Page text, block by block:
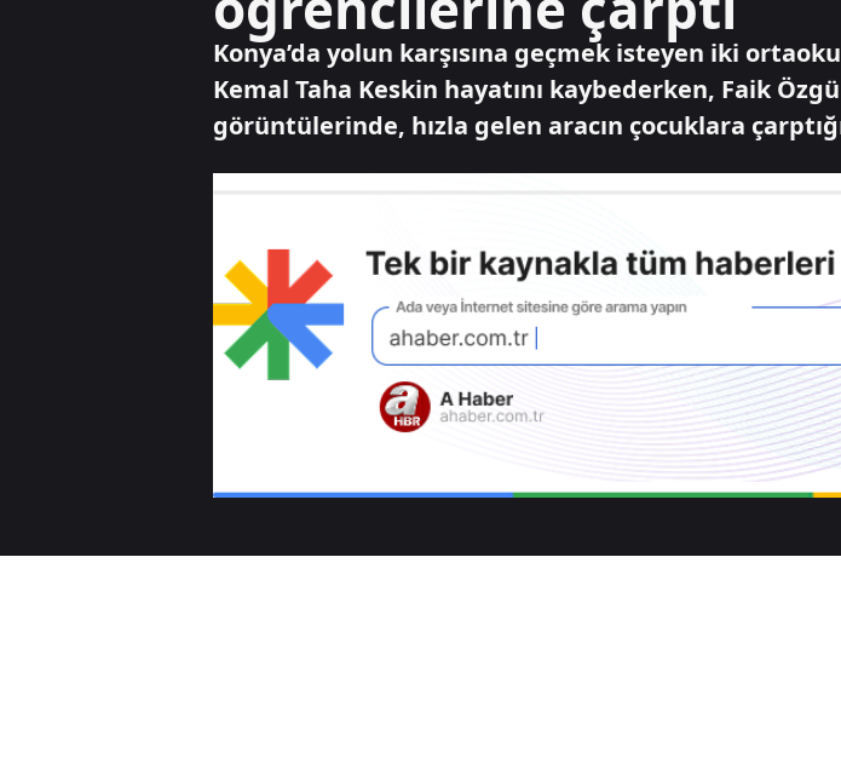
Konya’da yolun karşısına geçmek isteyen iki
Kemal Taha Keskin hayatını kaybederken, Faik
görüntülerinde, hızla gelen aracın çocuklara